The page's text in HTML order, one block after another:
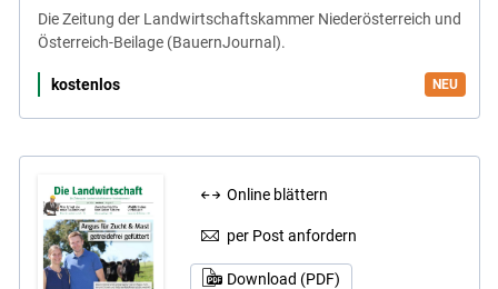
Die Zeitung der Landwirtschaftskammer Niederösterreich und
Österreich-Beilage (BauernJournal).
kostenlos
Online blättern
per Post anfordern
Download (PDF)